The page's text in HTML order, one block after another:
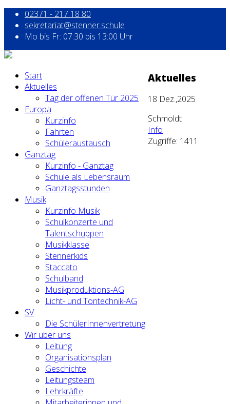
02371 - 217 18 80
sekretariat@stenner.schule
Mo bis Fr: 07:30 bis 13:00 Uhr
Start
Aktuelles
Tag der offenen Tür 2025
Europa
Kurzinfo
Fahrten
Schüleraustausch
Ganztag
Kurzinfo - Ganztag
Schule als Lebensraum
Ganztagsstunden
Musik
Kurzinfo Musik
Schulkonzerte und
Talentschuppen
Musikklasse
Stennerkids
Staccato
Schulband
Musikproduktions-AG
Licht- und Tontechnik-AG
SV
Die SchülerInnenvertretung
Wir über uns
Leitung
Organisationsplan
Geschichte
Leitungsteam
Lehrkräfte
Aktuelles
18 Dez.,2025
Schmoldt
Info
Zugriffe: 1411